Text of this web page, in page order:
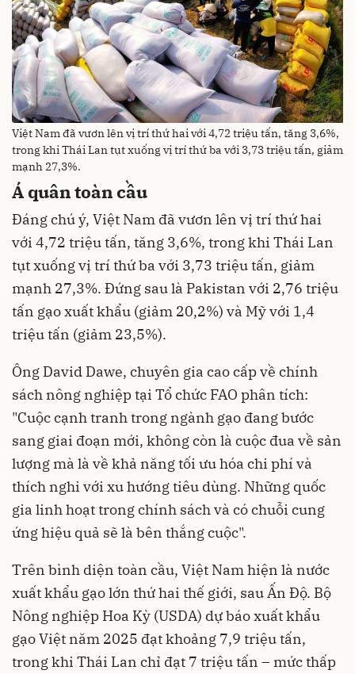
Việt Nam đã vươn lên vị trí thứ hai với 4,72 triệu tấn, tăng 3,6%,
trong khi Thái Lan tụt xuống vị trí thứ ba với 3,73 triệu tấn, giảm
mạnh 27,3%.
Á quân toàn cầu
Đáng chú ý, Việt Nam đã vươn lên vị trí thứ hai
với 4,72 triệu tấn, tăng 3,6%, trong khi Thái Lan
tụt xuống vị trí thứ ba với 3,73 triệu tấn, giảm
mạnh 27,3%. Đứng sau là Pakistan với 2,76 triệu
tấn gạo xuất khẩu (giảm 20,2%) và Mỹ với 1,4
triệu tấn (giảm 23,5%).
Ông David Dawe, chuyên gia cao cấp về chính
sách nông nghiệp tại Tổ chức FAO phân tích:
"Cuộc cạnh tranh trong ngành gạo đang bước
sang giai đoạn mới, không còn là cuộc đua về sản
lượng mà là về khả năng tối ưu hóa chi phí và
thích nghi với xu hướng tiêu dùng. Những quốc
gia linh hoạt trong chính sách và có chuỗi cung
ứng hiệu quả sẽ là bên thắng cuộc".
Trên bình diện toàn cầu, Việt Nam hiện là nước
xuất khẩu gạo lớn thứ hai thế giới, sau Ấn Độ. Bộ
Nông nghiệp Hoa Kỳ (USDA) dự báo xuất khẩu
gạo Việt năm 2025 đạt khoảng 7,9 triệu tấn,
trong khi Thái Lan chỉ đạt 7 triệu tấn – mức thấp